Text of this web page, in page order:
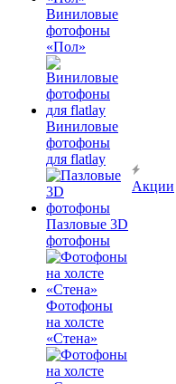
Виниловые
фотофоны
«Пол»
Виниловые
фотофоны
для flatlay
Пазловые 3D
фотофоны
Фотофоны
на холсте
«Стена»
Акции